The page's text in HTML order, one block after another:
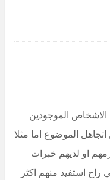
الموجودين
الموضوع اما مثلا
او لديهم خبرات
استفيد منهم اكثر